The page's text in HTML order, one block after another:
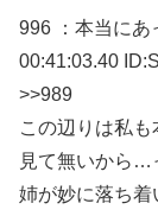
996 ：本当にあ
00:41:03.40
>>989
この辺りは私も
見て無いから…
姉が妙に落ち着